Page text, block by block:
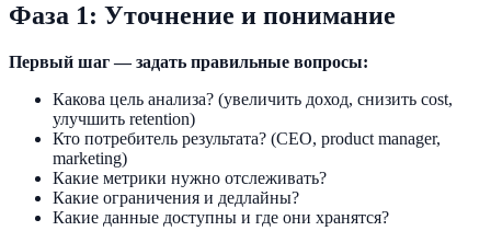
Фаза 1: Уточнение и понимание
Первый шаг — задать правильные вопросы:
Какова цель анализа? (увеличить доход, снизить cost,
улучшить retention)
Кто потребитель результата? (CEO, product manager,
marketing)
Какие метрики нужно отслеживать?
Какие ограничения и дедлайны?
Какие данные доступны и где они хранятся?